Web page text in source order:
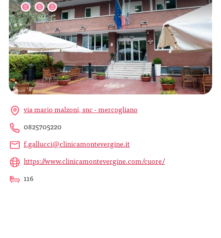
CHI SIAMO
via mario malzoni, snc - mercogliano
0825705220
f.gallucci@clinicamontevergine.it
https://www.clinicamontevergine.com/cuore/
116